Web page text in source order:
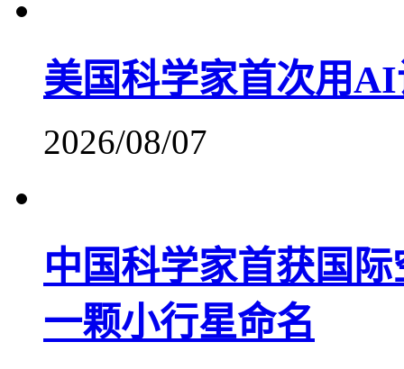
美国科学家首次用
2026/08/07
中国科学家首获国
一颗小行星命名